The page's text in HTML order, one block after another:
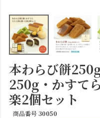
本わらび餅
250g・かすて
楽2個セット
商品番号 30050